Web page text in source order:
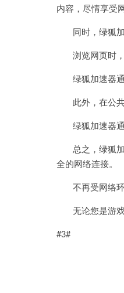
内容，尽情享受
同时，绿狐加
浏览网页时，
绿狐加速器通
此外，在公共
绿狐加速器通
总之，绿狐加
全的网络连接。
不再受网络环
无论您是游戏
#3#